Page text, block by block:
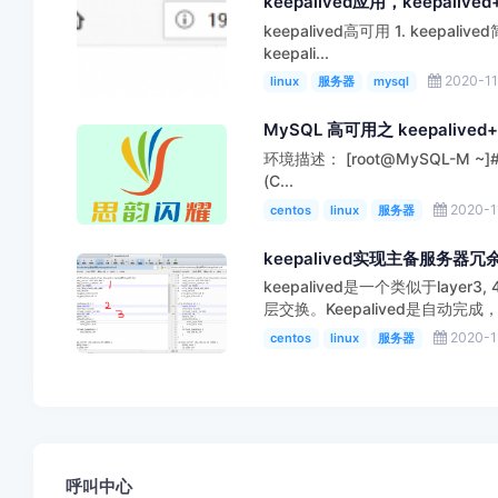
keepalived高可用 1. keepalived
keepali...
linux 服务器 mysql 2020-
MySQL 高可用之
环境描述： [root@MySQL-M
(C...
centos linux 服务器 2020-
keepalived实现主备服务器冗
keepalived是一个类似于layer3,
层交换。Keepalived是自动完成
centos linux 服务器 2020-
呼叫中心